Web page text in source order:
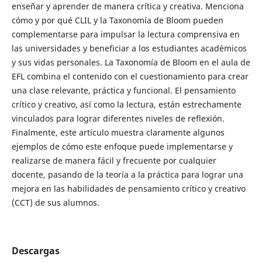
enseñar y aprender de manera crítica y creativa. Menciona
cómo y por qué CLIL y la Taxonomía de Bloom pueden
complementarse para impulsar la lectura comprensiva en
las universidades y beneficiar a los estudiantes académicos
y sus vidas personales. La Taxonomía de Bloom en el aula de
EFL combina el contenido con el cuestionamiento para crear
una clase relevante, práctica y funcional. El pensamiento
crítico y creativo, así como la lectura, están estrechamente
vinculados para lograr diferentes niveles de reflexión.
Finalmente, este artículo muestra claramente algunos
ejemplos de cómo este enfoque puede implementarse y
realizarse de manera fácil y frecuente por cualquier
docente, pasando de la teoría a la práctica para lograr una
mejora en las habilidades de pensamiento crítico y creativo
(CCT) de sus alumnos.
Descargas